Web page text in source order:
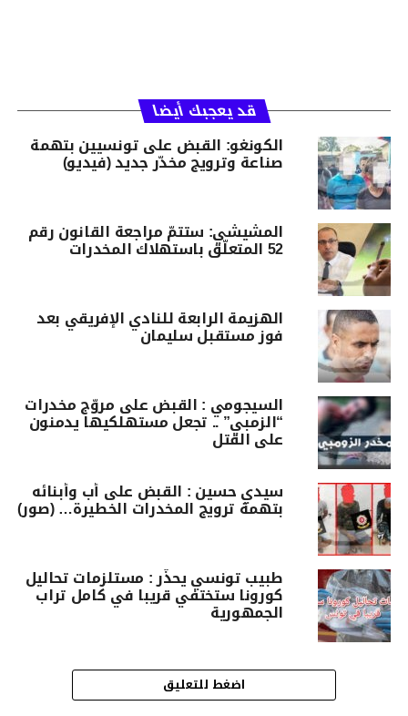
قد يعجبك أيضا
الكونغو: القبض على تونسيين بتهمة
صناعة وترويج مخدّر جديد (فيديو)
المشيشي: ستتمّ مراجعة القانون رقم
52 المتعلّق باستهلاك المخدرات
الهزيمة الرابعة للنادي الإفريقي بعد
فوز مستقبل سليمان
السيجومي : القبض على مروّج مخدرات
“الزمبي” .. تجعل مستهلكيها يدمنون
على القتل
سيدي حسين : القبض على أب وأبنائه
بتهمة ترويج المخدرات الخطيرة… (صور)
طبيب تونسي يحذّر : مستلزمات تحاليل
كورونا ستختفي قريبا في كامل تراب
الجمهورية
اضغط للتعليق